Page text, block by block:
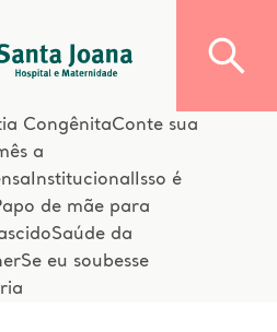
CongênitaConte sua
a
Institucional
Isso é
de mãe para
Saúde da
Se eu soubesse